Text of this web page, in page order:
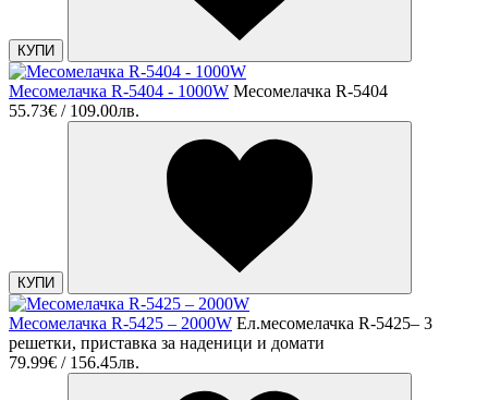
КУПИ
Месомелачка R-5404 - 1000W Месомелачка R-5404
55.73€ / 109.00лв.
КУПИ
Месомелачка R-5425 – 2000W Ел.месомелачка R-5425– 3
решетки, приставка за наденици и домати
79.99€ / 156.45лв.